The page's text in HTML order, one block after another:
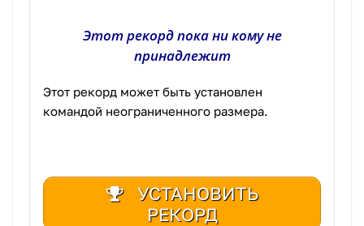
Этот рекорд пока ни кому не
принадлежит
Этот рекорд может быть установлен
командой неограниченного размера.
УСТАНОВИТЬ
РЕКОРД